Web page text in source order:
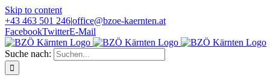
Skip to content
+43 463 501 246|office@bzoe-kaernten.at
FacebookTwitterE-Mail
Suche nach: